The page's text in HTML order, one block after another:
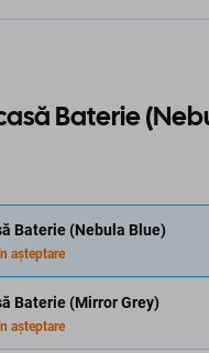
Baterie
Baterie (Nebula Blue)
așteptare
Baterie (Mirror Grey)
așteptare